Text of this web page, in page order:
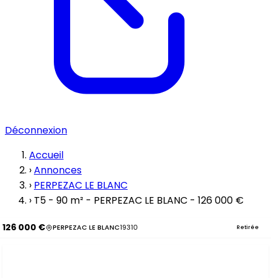
Déconnexion
Accueil
›Annonces
› PERPEZAC LE BLANC
› T5 - 90 m² - PERPEZAC LE BLANC - 126 000 €
126 000 € PERPEZAC LE BLANC19310 Retirée